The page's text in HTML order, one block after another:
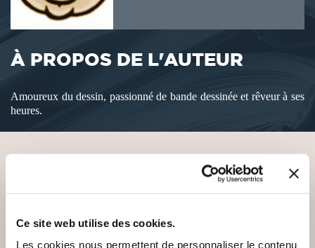
Ce site web utilise des cookies.
Les cookies nous permettent de personnaliser le contenu
À PROPOS DE L'AUTEUR
Amoureux du dessin, passionné de bande dessinée et rêveur à ses
heures.
VOUS AIMEREZ AUSSI